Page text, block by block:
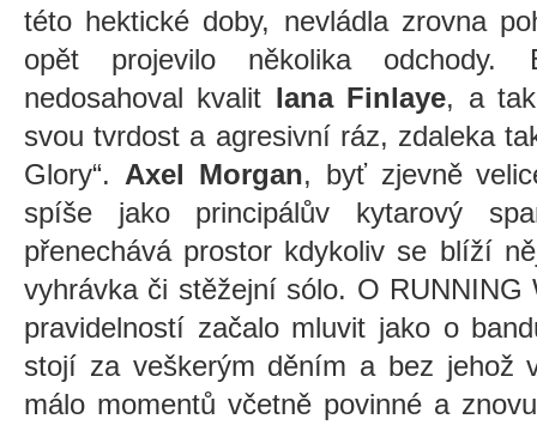
této hektické doby, nevládla zrovna
opět projevilo několika
nedosahoval kvalit Iana Finlaye, a
svou tvrdost a agresivní ráz, zdaleka
Glory“. Axel Morgan, byť zjevně
spíše jako principálův kytarový
přenechává prostor kdykoliv se blíží
vyhrávka či stěžejní sólo. O
pravidelností začalo mluvit jako o
stojí za veškerým děním a bez jehož
málo momentů včetně povinné a